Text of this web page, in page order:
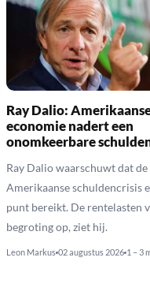
Ray Dalio:
economie nadert een
onomkeerbare
Ray Dalio waarschuwt dat de
Amerikaanse schuldencrisis
punt bereikt. De rentelasten
begroting op, ziet hij.
Leon Markus 02 augustus 2026 1 – 3